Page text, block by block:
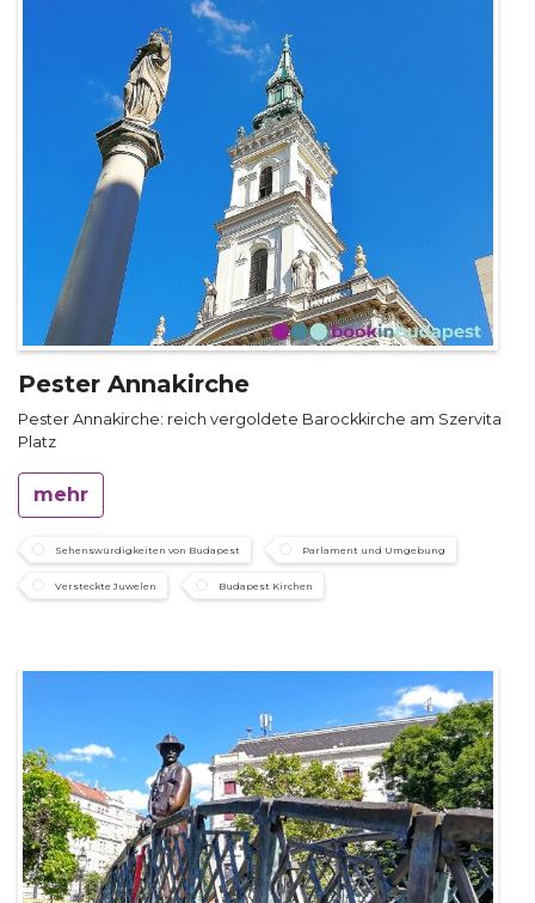
Pester Annakirche
Pester Annakirche: reich vergoldete Barockkirche am Szervita
Platz
mehr
Sehenswürdigkeiten von Budapest Parlament und Umgebung
Versteckte Juwelen Budapest Kirchen